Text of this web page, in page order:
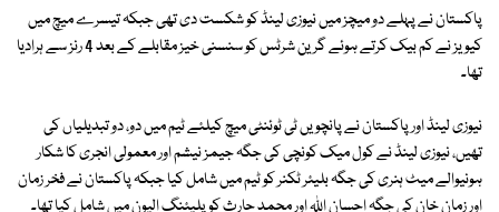
پاکستان نے پہلے دو میچز میں نیوزی لینڈ کو شکست دی تھی جبکہ تیسرے میچ میں
کیویز نے کم بیک کرتے ہوئے گرین شرٹس کو سنسنی خیز مقابلے کے بعد 4 رنز سے ہرادیا
تھا۔
نیوزی لینڈ اور پاکستان نے پانچویں ٹی ٹوئنٹی میچ کیلئے ٹیم میں دو، دو تبدیلیاں کی
تھیں، نیوزی لینڈ نے کول میک کونچی کی جگہ جیمز نیشم اور معمولی انجری کا شکار
ہونیوالے میٹ ہنری کی جگہ بلیئر ٹکنر کو ٹیم میں شامل کیا جبکہ پاکستان نے فخر زمان
اور زمان خان کی جگہ احسان اللہ اور محمد حارث کو پلیئنگ الیون میں شامل کیا تھا۔